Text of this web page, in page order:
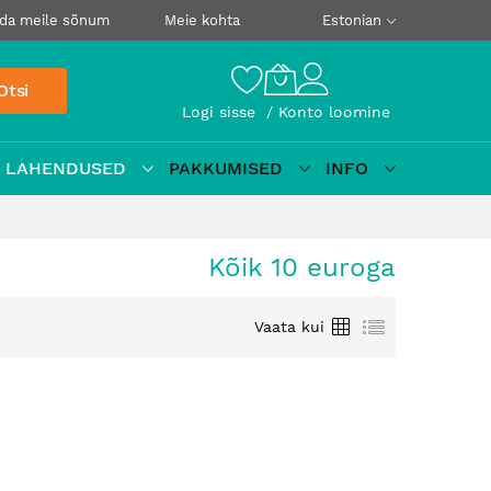
meile sõnum Meie kohta Estonian
Logi sisse Konto loomine
PAKKUMISED
INFO
Kõik 10 euroga
Vaata kui
Ruudustik
Loetelu